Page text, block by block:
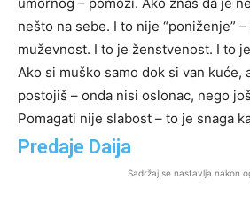
nešto na sebe. I to nije “poniženje”
muževnost. I to je ženstvenost. I to
Ako si muško samo dok si van kuće,
postojiš – onda nisi oslonac, nego
Pomagati nije slabost – to je snaga
Predaje Daija
Sadržaj se nastavlja nakon